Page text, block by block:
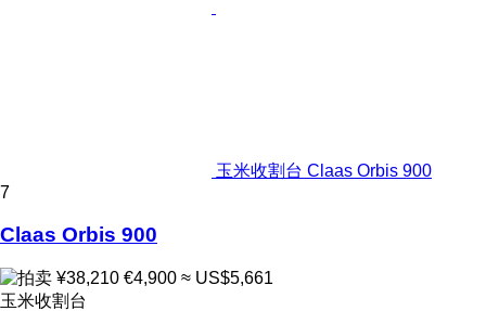
玉米收割台 Claas Orbis 900
7
Claas Orbis 900
¥38,210 €4,900 ≈ US$5,661
玉米收割台